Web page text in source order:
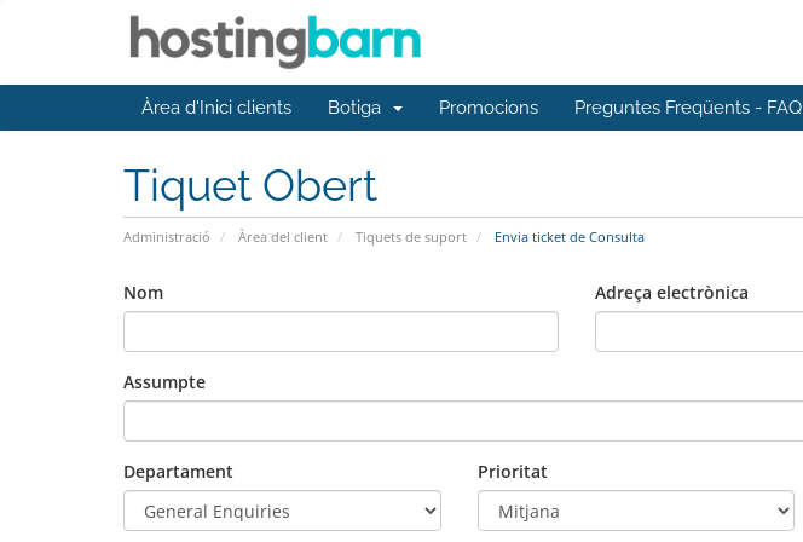
Àrea d'Inici clients Botiga Promocions Preguntes Freqüents - FAQ
Tiquet Obert
Administració Àrea del client Tiquets de suport Envia ticket de Consulta
Nom Adreça electrònica
Assumpte
Departament Prioritat